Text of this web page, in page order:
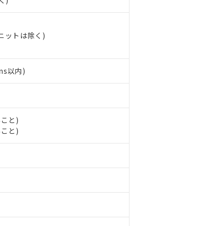
ットは除く)
以内)
と)
と)
いることから、特段のことがない限り、2022年1月12日よ